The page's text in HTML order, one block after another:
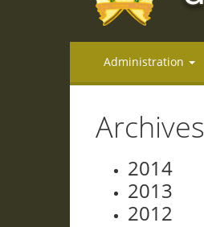
Administration
Archives
2014
2013
2012